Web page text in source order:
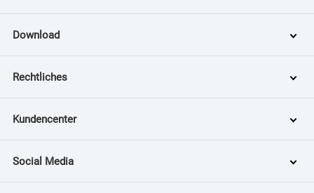
Download
Rechtliches
Kundencenter
Social Media